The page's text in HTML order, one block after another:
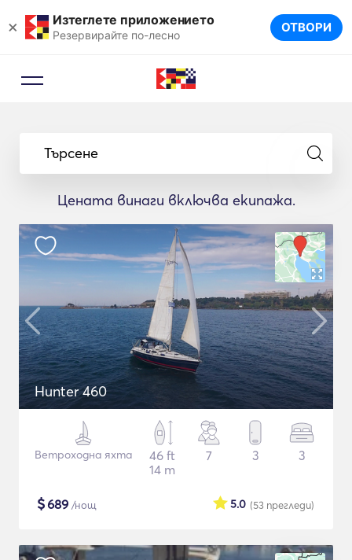
× Изтеглете приложението
Резервирайте по-лесно ОТВОРИ
Търсене
Цената винаги включва екипажа.
Hunter 460
Ветроходна яхта
46 ft
14 m
7 3 3
$689 /нощ (53 прегледи)
5.0